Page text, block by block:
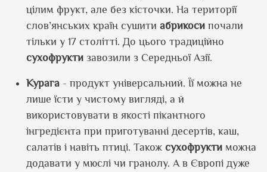
цілим фрукт, але без кісточки. На території
слов’янських країн сушити абрикоси почали
тільки у 17 столітті. До цього традиційно
сухофрукти завозили з Середньої Азії.
Курага - продукт універсальний. Її можна не
лише їсти у чистому вигляді, а й
використовувати в якості пікантного
інгредієнта при приготуванні десертів, каш,
салатів і навіть птиці. Також сухофрукти можна
додавати у мюслі чи гранолу. А в Європі дуже